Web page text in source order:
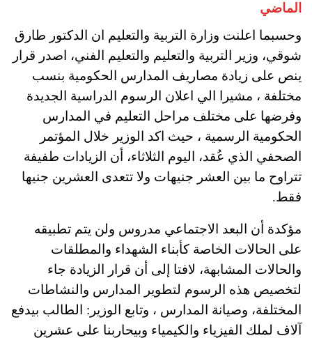
الماضي
وحسبما اعلنت وزارة التربية والتعليم ان الدكتور طارق
شوقي، وزير التربية والتعليم والتعليم الفني، اصدر قرار
ينص على زيادة مصاريف المدارس الحكومية بنسب
مختلفة ، مشيرا الي اعلان الرسوم الدراسية الجديدة
وفرضها على مختلف مراحل التعليم في المدارس
الحكومية الرسمية ، حيث اكد الوزير خلال المؤتمر
الصحفي الذي عُقد، اليوم الثلاثاء، أن الزيادات طفيفة
تتراوح ما بين العشر جنيهات ولا تتعدى العشرين جنيها
فقط.
مؤكدة أن البعد الاجتماعي مدروس ولن يتم تطبيقه
على الحالات الخاصة كأبناء الشهداء والمطلقات
والحالات المشابهة، لافتا إلى أن قرار الزيادة جاء
لتخصيص هذه الرسوم لتطوير المدارس والنشاطات
المختلفة، وصيانة المدارس ، وتابع الوزير: الطالب بيدفع
آلاف لملك الفيزياء والكيمياء وبيحاربنا على عشرين